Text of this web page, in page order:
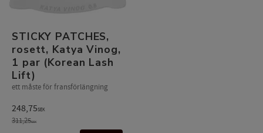
STICKY PATCHES,
rosett, Katya Vinog,
1 par (Korean Lash
Lift)
ett måste för fransförlängning
248,75SEK
311,25SEK